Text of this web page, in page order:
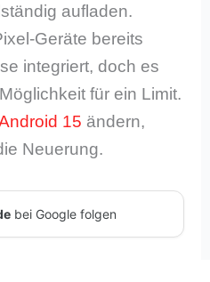
aufladen.
Geräte bereits
integriert, doch es
für ein Limit.
15 ändern,
Neuerung.
bei Google folgen